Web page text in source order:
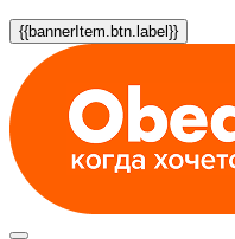
{{bannerItem.btn.label}}